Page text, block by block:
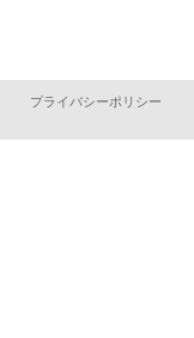
プライバシーポリシー